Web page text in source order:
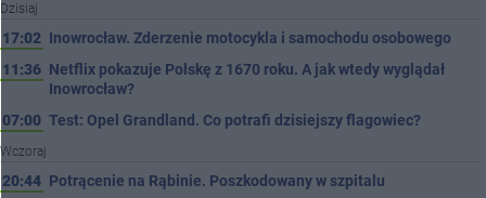
Dzisiaj
17:02 Inowrocław. Zderzenie motocykla i samochodu osobowego
11:36 Netflix pokazuje Polskę z 1670 roku. A jak wtedy wyglądał
Inowrocław?
07:00 Test: Opel Grandland. Co potrafi dzisiejszy flagowiec?
Wczoraj
20:44 Potrącenie na Rąbinie. Poszkodowany w szpitalu